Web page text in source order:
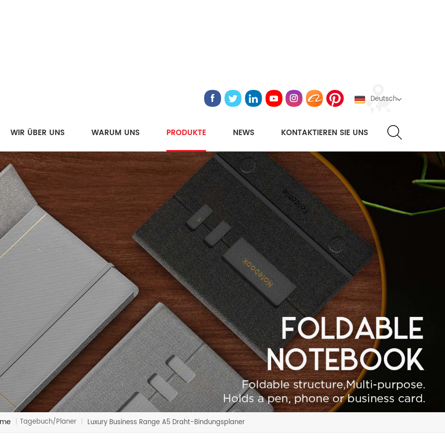
Deutsch
WIR ÜBER UNS WARUM UNS PRODUKTE NEWS KONTAKTIEREN SIE UNS
| Tagebuch/Planer | Luxury Business Range A5 Draht-Bindungsplaner